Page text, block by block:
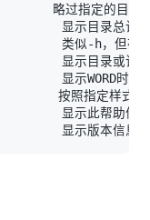
显示目录总计
按照指定样式显